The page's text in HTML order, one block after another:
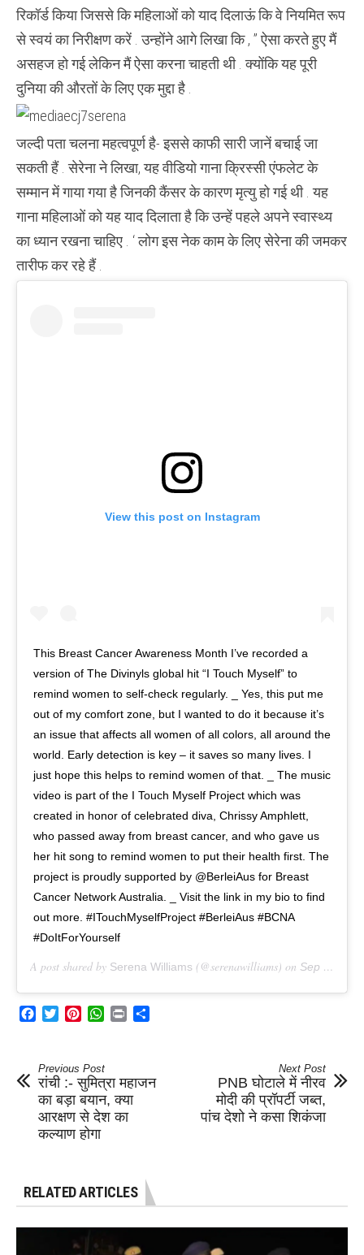
रिकॉर्ड किया जिससे कि महिलाओं को याद दिलाऊं कि वे नियमित रूप
से स्वयं का निरीक्षण करें . उन्होंने आगे लिखा कि , ” ऐसा करते हुए मैं
असहज हो गई लेकिन मैं ऐसा करना चाहती थी . क्योंकि यह पूरी
दुनिया की औरतों के लिए एक मुद्दा है .
जल्दी पता चलना महत्वपूर्ण है- इससे काफी सारी जानें बचाई जा
सकती हैं . सेरेना ने लिखा, यह वीडियो गाना क्रिस्सी एंफलेट के
सम्मान में गाया गया है जिनकी कैंसर के कारण मृत्यु हो गई थी . यह
गाना महिलाओं को यह याद दिलाता है कि उन्हें पहले अपने स्वास्थ्य
का ध्यान रखना चाहिए . ‘ लोग इस नेक काम के लिए सेरेना की जमकर
तारीफ कर रहे हैं .
View this post on Instagram
This Breast Cancer Awareness Month I’ve recorded a
version of The Divinyls global hit “I Touch Myself” to
remind women to self-check regularly. _ Yes, this put me
out of my comfort zone, but I wanted to do it because it’s
an issue that affects all women of all colors, all around the
world. Early detection is key – it saves so many lives. I
just hope this helps to remind women of that. _ The music
video is part of the I Touch Myself Project which was
created in honor of celebrated diva, Chrissy Amphlett,
who passed away from breast cancer, and who gave us
her hit song to remind women to put their health first. The
project is proudly supported by @BerleiAus for Breast
Cancer Network Australia. _ Visit the link in my bio to find
out more. #ITouchMyselfProject #BerleiAus #BCNA
#DoItForYourself
A post shared by Serena Williams (@serenawilliams) on Sep 29, 2018 at 8:19am PDT
Facebook
TwitterPinterestWhatsApp
Print
Previous Post
रांची :- सुमित्रा महाजन
का बड़ा बयान, क्या
आरक्षण से देश का
कल्याण होगा
Next Post
PNB घोटाले में नीरव
मोदी की प्रॉपर्टी जब्त,
पांच देशो ने कसा शिकंजा
RELATED ARTICLES